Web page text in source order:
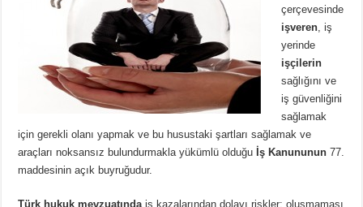
çerçevesinde
işveren, iş
yerinde
işçilerin
sağlığını ve
iş güvenliğini
sağlamak
için gerekli olanı yapmak ve bu husustaki şartları sağlamak ve
araçları noksansız bulundurmakla yükümlü olduğu İş Kanununun 77.
maddesinin açık buyruğudur.
Türk hukuk mevzuatındaiş kazalarından dolayı riskler; oluşmaması